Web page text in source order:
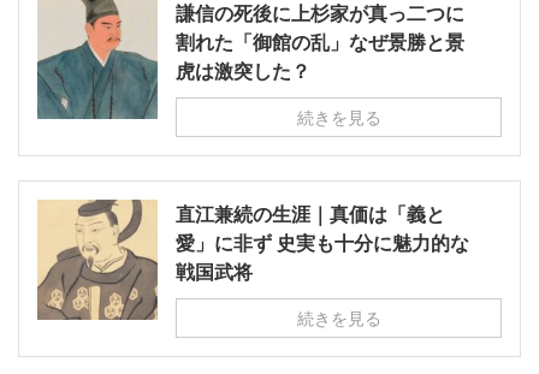
謙信の死後に上杉家が真っ二つに
割れた「御館の乱」なぜ景勝と景
虎は激突した？
続きを見る
直江兼続の生涯｜真価は「義と
愛」に非ず 史実も十分に魅力的な
戦国武将
続きを見る